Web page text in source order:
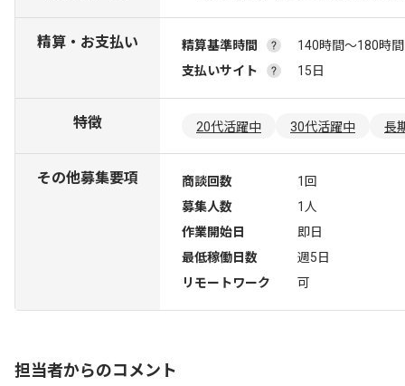
精算・お支払い 精算基準時間
140時間〜180時間
支払いサイト
15日
特徴 20代活躍中 30代活躍中 長
その他募集要項 商談回数
1回
募集人数
1人
作業開始日
即日
最低稼働日数
週5日
リモートワーク
可
担当者からのコメント